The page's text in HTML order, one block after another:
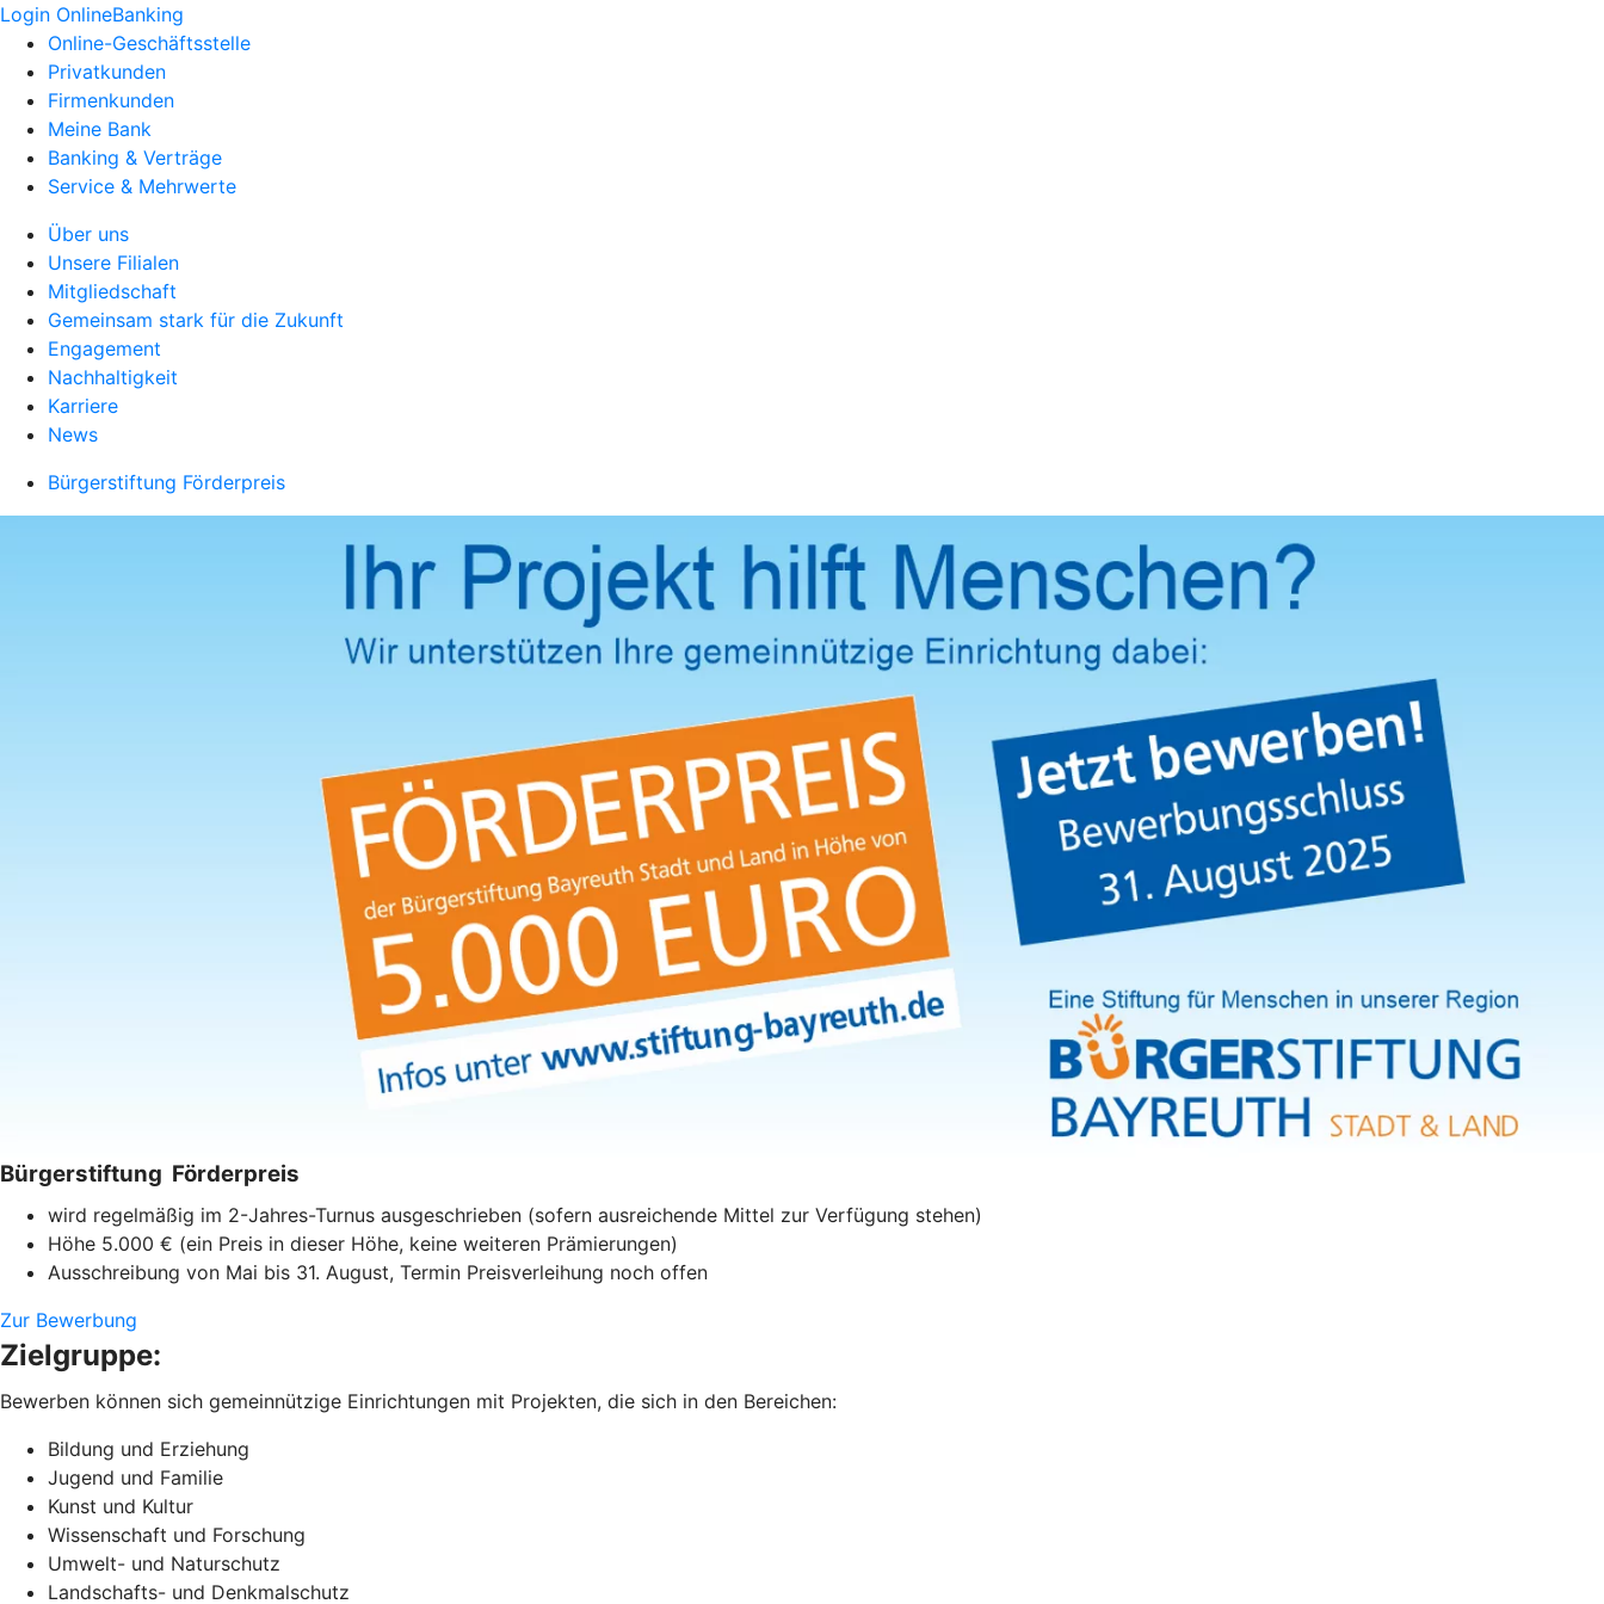
Login OnlineBanking
Online-Geschäftsstelle
Privatkunden
Firmenkunden
Meine Bank
Banking & Verträge
Service & Mehrwerte
Über uns
Unsere Filialen
Mitgliedschaft
Gemeinsam stark für die Zukunft
Engagement
Nachhaltigkeit
Karriere
News
Bürgerstiftung Förderpreis
Bürgerstiftung Förderpreis
wird regelmäßig im 2-Jahres-Turnus ausgeschrieben (sofern ausreichende Mittel zur Verfügung stehen)
Höhe 5.000 € (ein Preis in dieser Höhe, keine weiteren Prämierungen)
Ausschreibung von Mai bis 31. August, Termin Preisverleihung noch offen
Zur Bewerbung
Zielgruppe:
Bewerben können sich gemeinnützige Einrichtungen mit Projekten, die sich in den Bereichen:
Bildung und Erziehung
Jugend und Familie
Kunst und Kultur
Wissenschaft und Forschung
Umwelt- und Naturschutz
Landschafts- und Denkmalschutz